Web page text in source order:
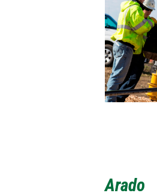
Arado